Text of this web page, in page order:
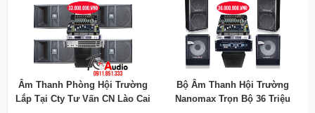
Âm Thanh Phòng Hội Trường
Lắp Tại Cty Tư Vấn CN Lào Cai
Bộ Âm Thanh Hội Trường
Nanomax Trọn Bộ 36 Triệu